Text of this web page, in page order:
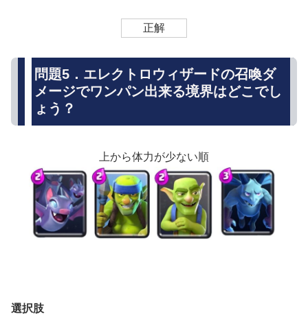
正解
問題5．エレクトロウィザードの召喚ダ
メージでワンパン出来る境界はどこでし
ょう？
上から体力が少ない順
選択肢